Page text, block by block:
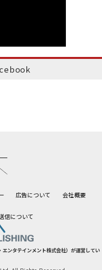
広告について 会社概要
信について
ンタテインメント株式会社）が運営してい